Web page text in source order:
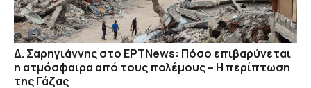
Δ. Σαρηγιάννης στο ΕΡΤNews: Πόσο επιβαρύνεται
η ατμόσφαιρα από τους πολέμους – Η περίπτωση
της Γάζας